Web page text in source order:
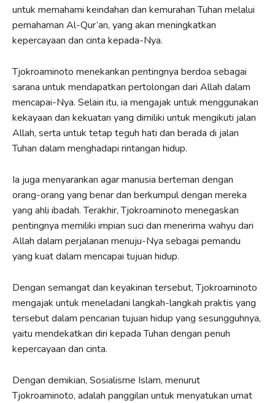
untuk memahami keindahan dan kemurahan Tuhan melalui
pemahaman Al-Qur’an, yang akan meningkatkan
kepercayaan dan cinta kepada-Nya.
Tjokroaminoto menekankan pentingnya berdoa sebagai
sarana untuk mendapatkan pertolongan dari Allah dalam
mencapai-Nya. Selain itu, ia mengajak untuk menggunakan
kekayaan dan kekuatan yang dimiliki untuk mengikuti jalan
Allah, serta untuk tetap teguh hati dan berada di jalan
Tuhan dalam menghadapi rintangan hidup.
Ia juga menyarankan agar manusia berteman dengan
orang-orang yang benar dan berkumpul dengan mereka
yang ahli ibadah. Terakhir, Tjokroaminoto menegaskan
pentingnya memiliki impian suci dan menerima wahyu dari
Allah dalam perjalanan menuju-Nya sebagai pemandu
yang kuat dalam mencapai tujuan hidup.
Dengan semangat dan keyakinan tersebut, Tjokroaminoto
mengajak untuk meneladani langkah-langkah praktis yang
tersebut dalam pencarian tujuan hidup yang sesungguhnya,
yaitu mendekatkan diri kepada Tuhan dengan penuh
kepercayaan dan cinta.
Dengan demikian, Sosialisme Islam, menurut
Tjokroaminoto, adalah panggilan untuk menyatukan umat